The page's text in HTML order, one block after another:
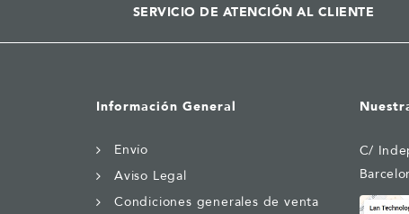
SERVICIO DE ATENCIÓN AL CLIENTE
Información General
Envío
Aviso Legal
Condiciones generales de venta
C/